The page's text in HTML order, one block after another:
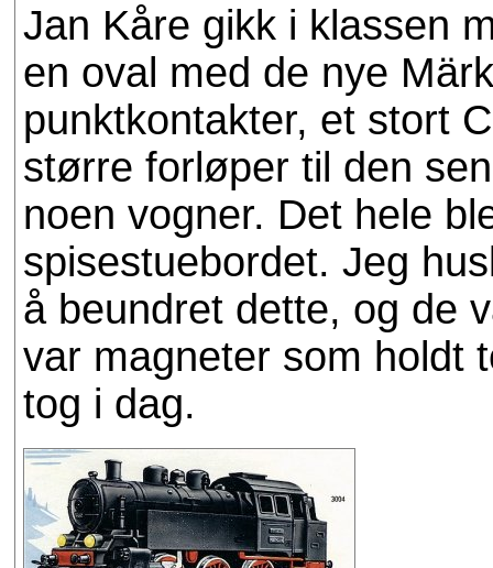
Jan Kåre gikk i klassen
en oval med de nye
punktkontakter, et stort
større forløper til den
noen vogner. Det hele
spisestuebordet. Jeg
å beundret dette, og de
var magneter som holdt
tog i dag.